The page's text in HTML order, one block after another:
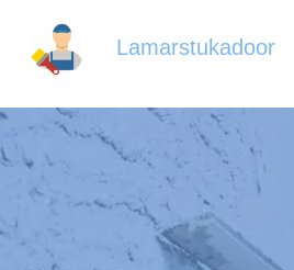
Lamarstukadoor